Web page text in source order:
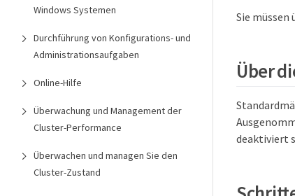
Windows Systemen
Durchführung von Konfigurations- und
Administrationsaufgaben
Online-Hilfe
Überwachung und Management der
Cluster-Performance
Überwachen und managen Sie den
Cluster-Zustand
Sie
Über
deaktiviert